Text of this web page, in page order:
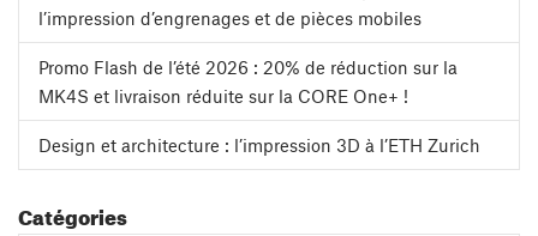
l’impression d’engrenages et de pièces mobiles
Promo Flash de l’été 2026 : 20% de réduction sur la
MK4S et livraison réduite sur la CORE One+ !
Design et architecture : l’impression 3D à l’ETH Zurich
Catégories